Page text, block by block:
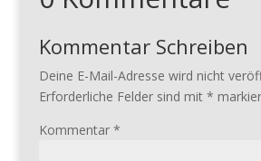
Kommentar Schreiben
Deine E-Mail-Adresse wird nicht
Erforderliche Felder sind mit *
Kommentar *